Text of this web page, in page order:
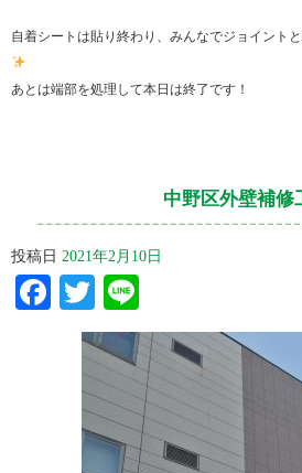
自着シートは貼り終わり、みんなでジョイント
あとは端部を処理して本日は終了です！
中野区外壁補修
投稿日 2021年2月10日
Facebook
Twitter